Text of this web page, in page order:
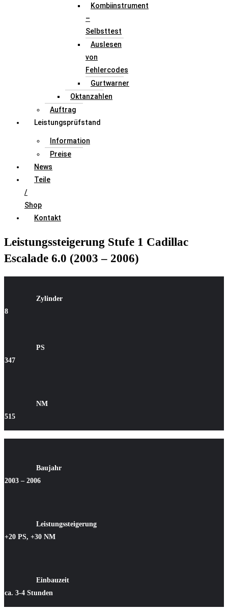
Kombiinstrument
–
Selbsttest
Auslesen
von
Fehlercodes
Gurtwarner
Oktanzahlen
Auftrag
Leistungsprüfstand
Information
Preise
News
Teile
/
Shop
Kontakt
Leistungssteigerung Stufe 1 Cadillac
Escalade 6.0 (2003 – 2006)
Zylinder
8
PS
347
NM
515
Baujahr
2003 – 2006
Leistungssteigerung
+20 PS, +30 NM
Einbauzeit
ca. 3-4 Stunden